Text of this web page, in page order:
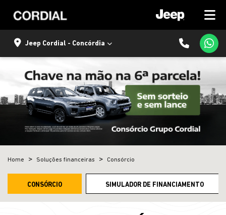
Jeep Cordial - Concórdia
Home Soluções financeiras Consórcio
SIMULADOR DE FINANCIAMENTO
CONSÓRCIO